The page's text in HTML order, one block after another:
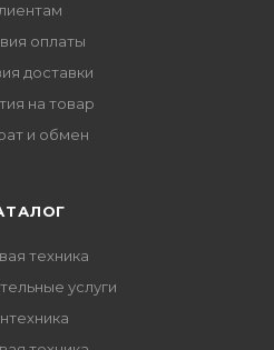
оплаты
доставки
на товар
и обмен
техника
услуги